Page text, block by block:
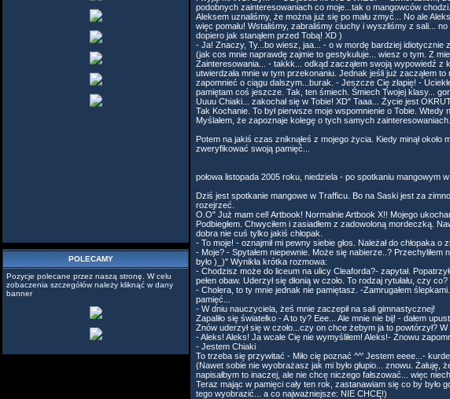
POLECAMY
Pozycje polecane przez naszą stronę. W celu
zobaczenia szczegółów należy kliknąć w dany
banner
podobnych zainteresowaniach co moje...tak o mangowców
Aleksem uznaliśmy, że można już się po mału zmyć... No ale
więc pomału! Wstaliśmy, zabraliśmy ciuchy i wyszliśmy z sali...
dopiero jak stanąłem przed Tobą! XD )
- Ja! Znaczy, Ty...bo wiesz, jaa... - o w mordę bardziej idiotycznie
(jak cos mnie naprawdę zajmie to gestykuluje... wiesz o tym. Z
Zainteresowania... - takkk... odkąd zacząłem swoją wypowiedź z
utwierdzała mnie w tym przekonaniu. Jednak jeśli już zacząłem
zapomnieć o ciągu dalszym...burak. - Jeszcze Cię złapię! -
pamiętam coś jeszcze. Tak, ten śmiech. Śmiech Twojej klasy...
Uuuu Chiaki... zakochał się w Tobie! XD" Taaa... Życie jest
Tak Kochanie. To był pierwsze moje wspomnienie o Tobie.
Myślałem, że zapoznaje kolegę o tych samych
Potem na jakiś czas zniknąłeś z mojego życia. Kiedy minął
zweryfikować swoją pamięć...
połowa listopada 2005 roku, niedziela - po spotkaniu mangowym
Dziś jest spotkanie mangowe w Trafficu. Bo na Saski jest za
rozejrzeć.
O.O" Już mam cel! Artbook! Normalnie Artbook X!! Mojego
Podbiegłem. Chwyciłem i zasiadłem z zadowoloną mordeczką.
dobra nie cuś tylko jakiś chłopak.
- To moje! - oznajmił mi pewny siebie głos. Należał do chłopaka
- Moje? - Spytałem niepewnie. Może się nabierze..? Przechyliłem
było )_)" Wynikła krótka rozmowa:
- Chodzisz może do liceum na ulicy Cleaforda?- zapytał.
pełen obaw. Uderzył się dłonią w czoło. To rodzaj rytułału, czy
- Cholera, to ty mnie jednak nie pamiętasz. -Zamrugałem
pamięć...
- W dniu nauczyciela, żeś mnie zaczepił na sali gimnastycznej!
Zapaliło się światełko - A to ty? Eee... Ale mnie nie bij! - dałem
Znów uderzył się w czoło...czy on chce żebym ja to powtórzył?
- Aleks! Aleks! Ja wcale Cię nie wymyśliłem! Aleks!- Znowu
- Jestem Chiaki
To trzeba się przywitać - Miło cię poznać ^^' Jestem eeee...-
(Nawet sobie nie wyobrażasz jak mi było głupio... znowu.
napisałbym to inaczej, ale nie chcę niczego fałszować... więc
Teraz mając w pamięci cały ten rok, zastanawiam się co by
tego wyobrazić... a co najważniejsze: NIE CHCĘ!)